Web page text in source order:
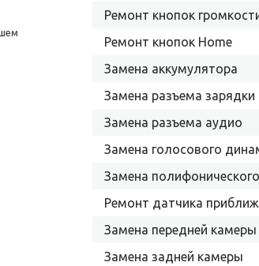
Ремонт кнопок
Ремонт кнопок Home
Замена аккумулятора
Замена разъема зарядки
Замена разъема аудио
Замена голосового
Замена
Ремонт датчика
Замена передней камеры
Замена задней камеры